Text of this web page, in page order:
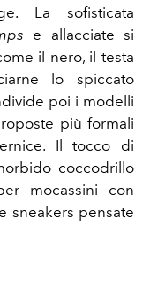
La sofisticata
e allacciate si
il nero, il testa
lo spiccato
poi i modelli
più formali
Il tocco di
coccodrillo
mocassini con
sneakers pensate